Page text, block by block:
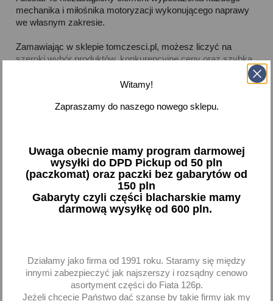
mechanika i miłośnika motoryzacji wykonującego naprawy
we własnym zakresie.
Zamawiając w sklepie tomczesci.pl, możesz liczyć na
szeroki wybór produktów, konkurencyjne ceny oraz szybką
starannie dobrany, aby sprostać potrzebom zarówno
majsterkujących w przydomowym garażu. Skorzystaj z
Dostępne  
Pokazano 1-2 z 2 pozycji
Witamy!
Zapraszamy do naszego nowego sklepu.
Uwaga obecnie mamy program darmowej
wysyłki do DPD Pickup od 50 pln
(paczkomat) oraz paczki bez gabarytów od
150 pln
Gabaryty czyli części blacharskie mamy
darmową wysyłkę od 600 pln.
Działamy jako firma od 1991 roku. Staramy się między
innymi zabezpieczyć jak najszerszy i rozsądny cenowo
asortyment części do Fiata 126p.
Jeżeli chcecie Państwo dać szanse by takie firmy jak my